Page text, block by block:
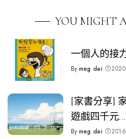
YOU MIGHT
一個人的接
Posted
By meg dai
[家書分享]
遊戲四千元…
Posted
By meg dai